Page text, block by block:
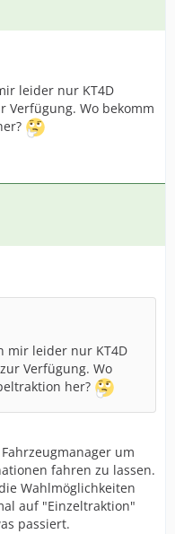
leider nur KT4D
Verfügung. Wo bekomm
mir leider nur KT4D
Verfügung. Wo
her?
um
fahren zu lassen.
Wahlmöglichkeiten
auf "Einzeltraktion"
passiert.